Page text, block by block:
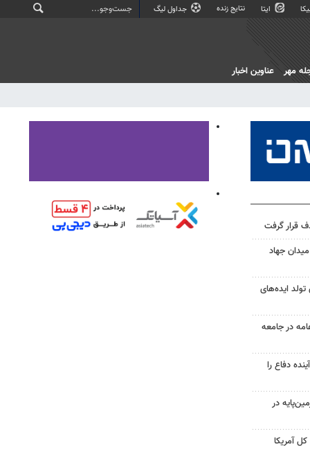
ایتا نتایج زنده جداول لیگ
مهر عناوین اخبار
قرار گرفت
جهاد
ایده‌های
در جامعه
دفاع را
در
آمریکا